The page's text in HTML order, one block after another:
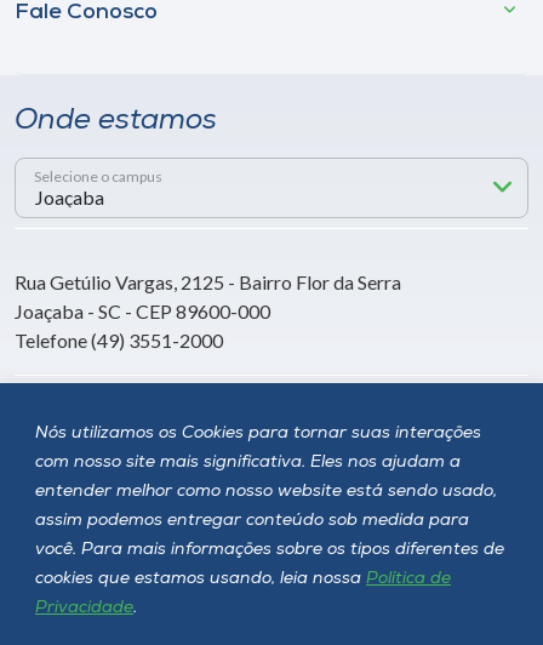
Nós utilizamos os Cookies para tornar suas interações
com nosso site mais significativa. Eles nos ajudam a
entender melhor como nosso website está sendo usado,
assim podemos entregar conteúdo sob medida para
você. Para mais informações sobre os tipos diferentes de
cookies que estamos usando, leia nossa Política de
Privacidade.
Fale Conosco
Onde estamos
Selecione o campus
Rua Getúlio Vargas, 2125 - Bairro Flor da Serra
Joaçaba - SC - CEP 89600-000
Telefone (49) 3551-2000
Siga a Unoesc